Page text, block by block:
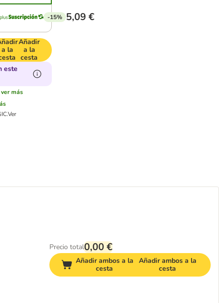
-15% 5,09 €
a la
Añadir
a la
cesta
este
ver más
Ver
Precio total0,00 €
Añadir ambos a la
cesta
Añadir ambos a la
cesta